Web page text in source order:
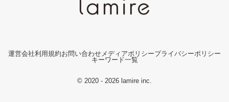
運営会社利用規約お問い合わせ メディアポリシープライバシーポリシー
キーワード一覧
© 2020 - 2026 lamire inc.